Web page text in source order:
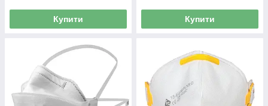
Купити Купити